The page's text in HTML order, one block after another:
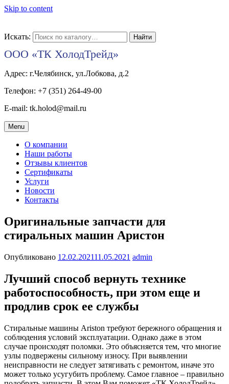
Skip to content
Искать:
ООО «ТК ХолодТрейд»
Адрес: г.Челябинск, ул.Лобкова, д.2
Телефон: +7 (351) 264-49-00
E-mail: tk.holod@mail.ru
Menu
О компании
Наши работы
Отзывы клиентов
Сертификаты
Услуги
Новости
Контакты
Оригинальные запчасти для
стиральных машин Аристон
Опубликовано 12.02.202111.05.2021 admin
Лучший способ вернуть технике
работоспособность, при этом еще и
продлив срок ее службы
Стиральные машины Ariston требуют бережного обращения и
соблюдения условий эксплуатации. Однако даже в этом
случае происходят поломки. Это объясняется тем, что многие
узлы подвержены сильному износу. При выявлении
неисправности не следует затягивать с ремонтом, иначе это
может только усугубить проблему. Самое главное – правильно